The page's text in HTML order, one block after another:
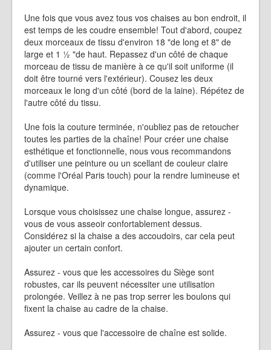
Une fois que vous avez tous vos chaises au bon endroit, il
est temps de les coudre ensemble! Tout d'abord, coupez
deux morceaux de tissu d'environ 18 "de long et 8" de
large et 1 ½ "de haut. Repassez d'un côté de chaque
morceau de tissu de manière à ce qu'il soit uniforme (il
doit être tourné vers l'extérieur). Cousez les deux
morceaux le long d'un côté (bord de la laine). Répétez de
l'autre côté du tissu.
Une fois la couture terminée, n'oubliez pas de retoucher
toutes les parties de la chaîne! Pour créer une chaise
esthétique et fonctionnelle, nous vous recommandons
d'utiliser une peinture ou un scellant de couleur claire
(comme l'Oréal Paris touch) pour la rendre lumineuse et
dynamique.
Lorsque vous choisissez une chaise longue, assurez -
vous de vous asseoir confortablement dessus.
Considérez si la chaise a des accoudoirs, car cela peut
ajouter un certain confort.
Assurez - vous que les accessoires du Siège sont
robustes, car ils peuvent nécessiter une utilisation
prolongée. Veillez à ne pas trop serrer les boulons qui
fixent la chaise au cadre de la chaise.
Assurez - vous que l'accessoire de chaîne est solide.